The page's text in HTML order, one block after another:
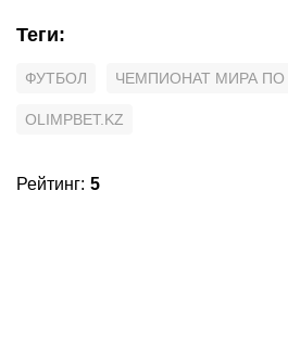
Теги:
ФУТБОЛ ЧЕМПИОНАТ МИРА ПО
OLIMPBET.KZ
Рейтинг: 5